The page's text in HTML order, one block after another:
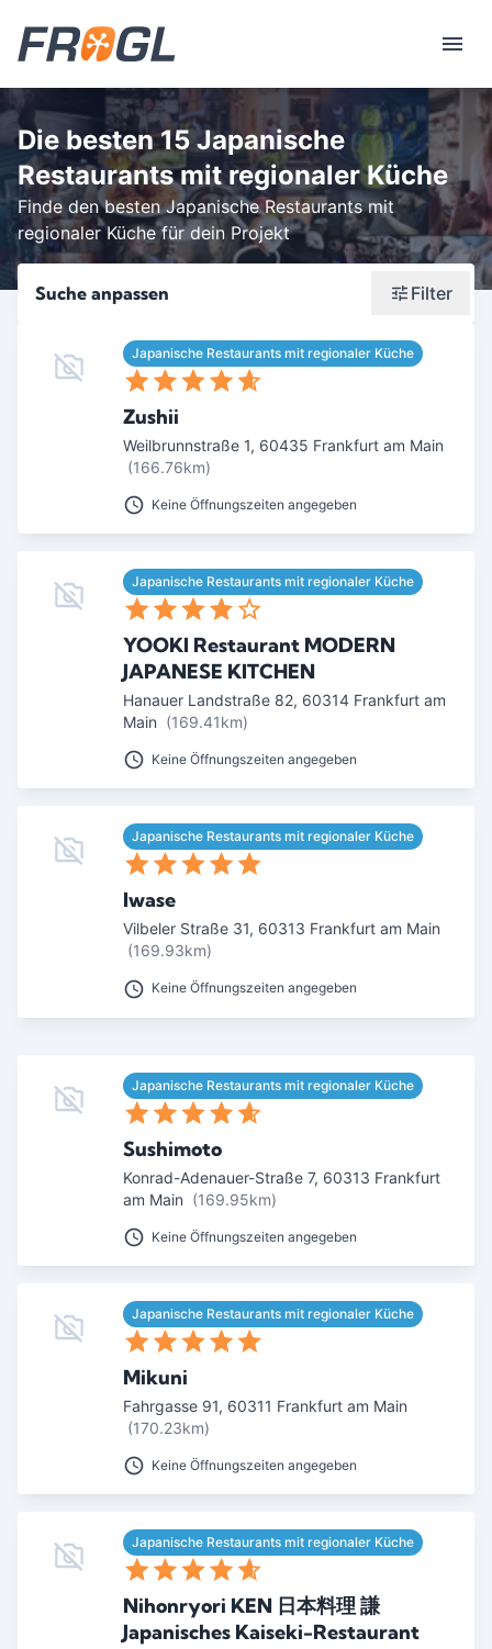
Die besten 15 Japanische
Restaurants mit regionaler Küche
Finde den besten Japanische Restaurants mit
regionaler Küche für dein Projekt
Suche anpassen Filter
Wonach suchst du?
Stadt oder Postleitzahl
Umkreis in Km
10 15
SUCHEN
Japanische Restaurants mit regionaler Küche
Zushii
Weilbrunnstraße 1, 60435 Frankfurt am Main
(166.76km)
Keine Öffnungszeiten angegeben
Japanische Restaurants mit regionaler Küche
YOOKI Restaurant MODERN
JAPANESE KITCHEN
Hanauer Landstraße 82, 60314 Frankfurt am
Main (169.41km)
Keine Öffnungszeiten angegeben
Japanische Restaurants mit regionaler Küche
Iwase
Vilbeler Straße 31, 60313 Frankfurt am Main
(169.93km)
Keine Öffnungszeiten angegeben
Japanische Restaurants mit regionaler Küche
Sushimoto
Konrad-Adenauer-Straße 7, 60313 Frankfurt
am Main (169.95km)
Keine Öffnungszeiten angegeben
Japanische Restaurants mit regionaler Küche
Mikuni
Fahrgasse 91, 60311 Frankfurt am Main
(170.23km)
Keine Öffnungszeiten angegeben
Japanische Restaurants mit regionaler Küche
Nihonryori KEN 日本料理 謙
Japanisches Kaiseki-Restaurant